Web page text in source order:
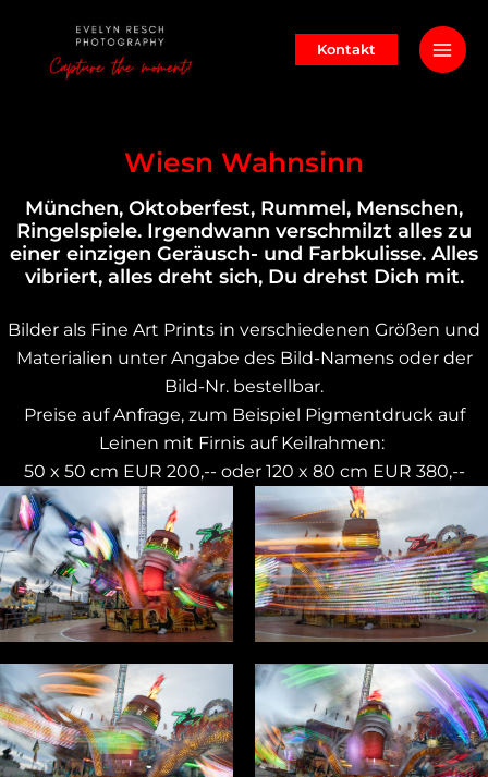
springen
Kontakt
Wiesn Wahnsinn
München, Oktoberfest, Rummel, Menschen,
Ringelspiele. Irgendwann verschmilzt alles zu
einer einzigen Geräusch- und Farbkulisse. Alles
vibriert, alles dreht sich, Du drehst Dich mit.
Bilder als Fine Art Prints in verschiedenen Größen und
Materialien unter Angabe des Bild-Namens oder der
Bild-Nr. bestellbar.
Preise auf Anfrage, zum Beispiel Pigmentdruck auf
Leinen mit Firnis auf Keilrahmen:
50 x 50 cm EUR 200,-- oder 120 x 80 cm EUR 380,--